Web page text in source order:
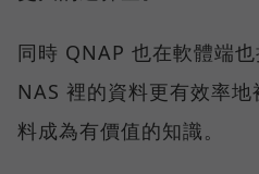
同時 QNAP 也在軟體端
NAS 裡的資料更有效率
料成為有價值的知識。